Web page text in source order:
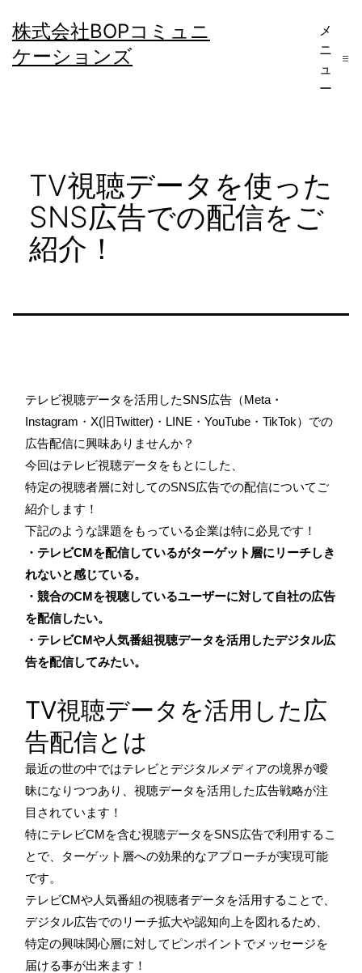
ン
テ
株式会社BOPコミュニ
ケーションズ
メ
ニ
ュ
ー
TV視聴データを使った
SNS広告での配信をご
紹介！
テレビ視聴データを活用したSNS広告（Meta ・
Instagram・X(旧Twitter)・LINE・YouTube・TikTok） での
広告配信に興味ありませんか？
今回はテレビ視聴データをもとにした、
特定の視聴者層に対してのSNS広告での配信についてご
紹介します！
下記のような課題をもっている企業は特に必見です！
・テレビCMを配信しているがターゲット層にリーチしき
れないと感じている。
・競合のCMを視聴しているユーザーに対して自社の広告
を配信したい。
・テレビCMや人気番組視聴データを活用したデジタル広
告を配信してみたい。
TV視聴データを活用した広
告配信とは
最近の世の中ではテレビとデジタルメディアの境界が曖
昧になりつつあり、視聴データを活用した広告戦略が注
目されています！
特にテレビCMを含む視聴データをSNS広告で利用するこ
とで、ターゲット層への効果的なアプローチが実現可能
です。
テレビCMや人気番組の視聴者データを活用することで、
デジタル広告でのリーチ拡大や認知向上を図れるため、
特定の興味関心層に対してピンポイントでメッセージを
届ける事が出来ます！